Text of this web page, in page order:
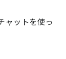
ャットを使っ